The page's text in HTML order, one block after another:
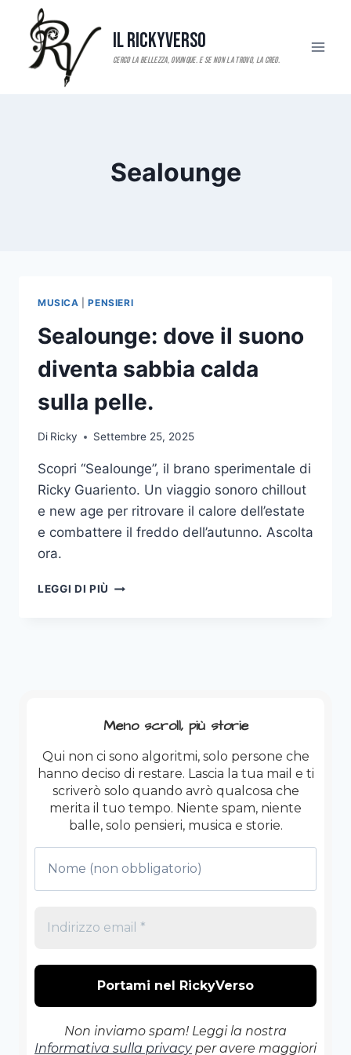
contenuto
Il RickyVerso
Sealounge
MUSICA |PENSIERI
Sealounge: dove il suono
diventa sabbia calda
sulla pelle.
Di Ricky Settembre 25, 2025
Scopri “Sealounge”, il brano sperimentale di
Ricky Guariento. Un viaggio sonoro chillout
e new age per ritrovare il calore dell’estate
e combattere il freddo dell’autunno. Ascolta
ora.
LEGGI DI PIÙ SEALOUNGE:
Meno scroll, più storie
Qui non ci sono algoritmi, solo persone che
hanno deciso di restare. Lascia la tua mail e ti
scriverò solo quando avrò qualcosa che
merita il tuo tempo. Niente spam, niente
balle, solo pensieri, musica e storie.
Non inviamo spam! Leggi la nostra
Informativa sulla privacyper avere maggiori